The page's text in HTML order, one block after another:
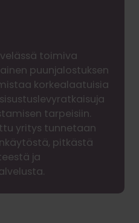
toimiva
puunjalostuksen
korkealaatuisia
tarpeisiin.
yritys tunnetaan
pitkästä
ja